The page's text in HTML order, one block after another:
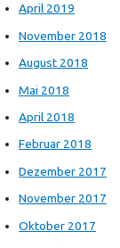
April 2019
November 2018
August 2018
Mai 2018
April 2018
Februar 2018
Dezember 2017
November 2017
Oktober 2017